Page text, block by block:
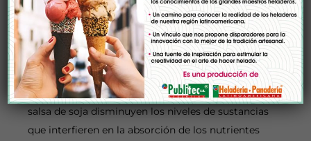
también puede mejorar la calidad y digestibilidad
de las proteínas y los niveles de ciertas vitaminas
en los alimentos, sobre todo las del grupo
B.12,20 Se ha observado que algunos productos de
soja fermentada como el tempeh, el natto y la
salsa de soja disminuyen los niveles de sustancias
que interfieren en la absorción de los nutrientes